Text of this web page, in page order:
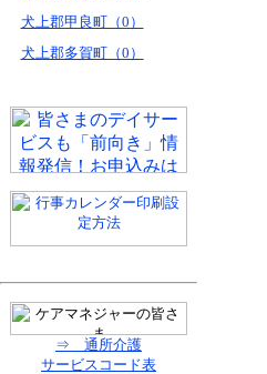
犬上郡甲良町（0）
犬上郡多賀町（0）
⇒ 通所介護
サービスコード表